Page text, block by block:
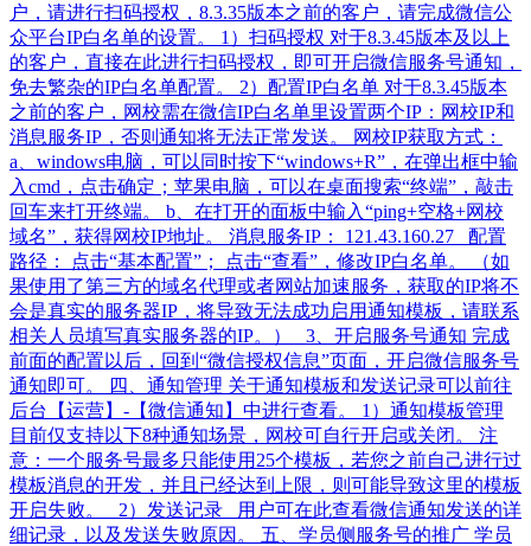
户，请进行扫码授权，8.3.35版本之前的客户，请完成微信公
众平台IP白名单的设置。 1）扫码授权 对于8.3.45版本及以上
的客户，直接在此进行扫码授权，即可开启微信服务号通知，
免去繁杂的IP白名单配置。 2）配置IP白名单 对于8.3.45版本
之前的客户，网校需在微信IP白名单里设置两个IP：网校IP和
消息服务IP，否则通知将无法正常发送。 网校IP获取方式：
a、windows电脑，可以同时按下“windows+R”，在弹出框中输
入cmd，点击确定；苹果电脑，可以在桌面搜索“终端”，敲击
回车来打开终端。 b、在打开的面板中输入“ping+空格+网校
域名”，获得网校IP地址。 消息服务IP： 121.43.160.27 配置
路径： 点击“基本配置”； 点击“查看”，修改IP白名单。 （如
果使用了第三方的域名代理或者网站加速服务，获取的IP将不
会是真实的服务器IP，将导致无法成功启用通知模板，请联系
相关人员填写真实服务器的IP。） 3、开启服务号通知 完成
前面的配置以后，回到“微信授权信息”页面，开启微信服务号
通知即可。 四、通知管理 关于通知模板和发送记录可以前往
后台【运营】-【微信通知】中进行查看。 1）通知模板管理
目前仅支持以下8种通知场景，网校可自行开启或关闭。 注
意：一个服务号最多只能使用25个模板，若您之前自己进行过
模板消息的开发，并且已经达到上限，则可能导致这里的模板
开启失败。 2）发送记录 用户可在此查看微信通知发送的详
细记录，以及发送失败原因。 五、学员侧服务号的推广 学员